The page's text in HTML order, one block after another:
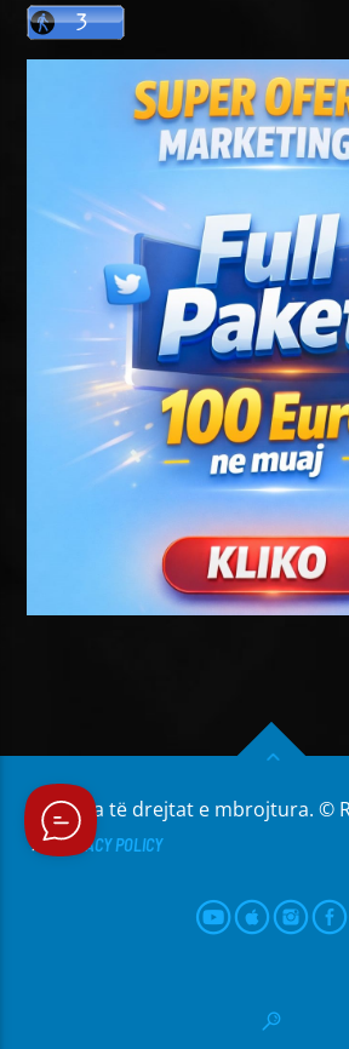
Të gjitha të drejtat e mbrojtura. ©
PRIVACY POLICY